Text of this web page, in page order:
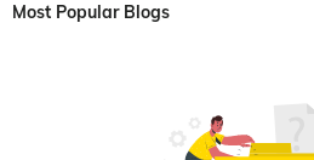
Most Popular Blogs